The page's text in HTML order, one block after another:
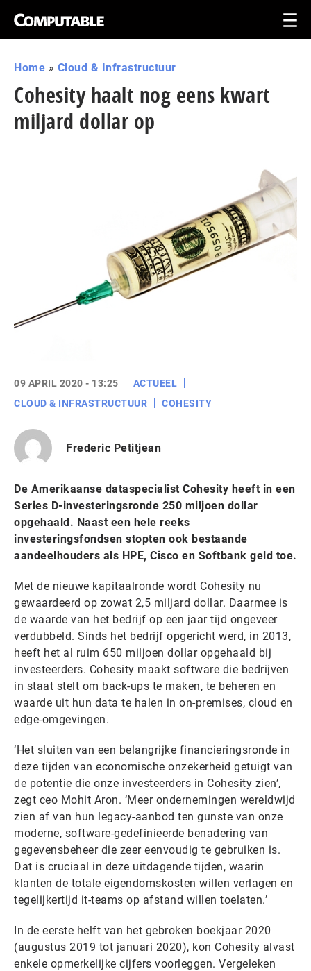
Home » Cloud & Infrastructuur
Cohesity haalt nog eens kwart
miljard dollar op
09 APRIL 2020 - 13:25
ACTUEEL
CLOUD & INFRASTRUCTUUR
COHESITY
Frederic Petitjean
De Amerikaanse dataspecialist Cohesity heeft in een
Series D-investeringsronde 250 miljoen dollar
opgehaald. Naast een hele reeks
investeringsfondsen stopten ook bestaande
aandeelhouders als HPE, Cisco en Softbank geld toe.
Met de nieuwe kapitaalronde wordt Cohesity nu
gewaardeerd op zowat 2,5 miljard dollar. Daarmee is
de waarde van het bedrijf op een jaar tijd ongeveer
verdubbeld. Sinds het bedrijf opgericht werd, in 2013,
heeft het al ruim 650 miljoen dollar opgehaald bij
investeerders. Cohesity maakt software die bedrijven
in staat stelt om back-ups te maken, te beheren en
waarde uit hun data te halen in on-premises, cloud en
edge-omgevingen.
‘Het sluiten van een belangrijke financieringsronde in
deze tijden van economische onzekerheid getuigt van
de potentie die onze investeerders in Cohesity zien’,
zegt ceo Mohit Aron. ‘Meer ondernemingen wereldwijd
zien af van hun legacy-aanbod ten gunste van onze
moderne, software-gedefinieerde benadering van
gegevensbeheer die zeer eenvoudig te gebruiken is.
Dat is cruciaal in deze uitdagende tijden, waarin
klanten de totale eigendomskosten willen verlagen en
tegelijkertijd it-teams op afstand willen toelaten.’
In de eerste helft van het gebroken boekjaar 2020
(augustus 2019 tot januari 2020), kon Cohesity alvast
enkele opmerkelijke cijfers voorleggen. Vergeleken